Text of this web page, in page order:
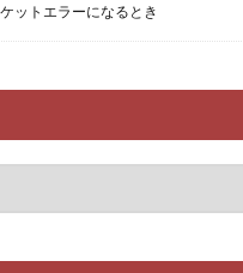
ットエラーになるとき